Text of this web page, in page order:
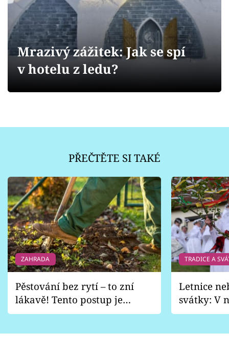
Přihlášení
Sledujte nás
Mrazivý zážitek: Jak se spí
v hotelu z ledu?
PŘEČTĚTE SI TAKÉ
ZAHRADA
Pěstování bez rytí – to zní
lákavě! Tento postup je
vhodný jen pro některé
TRADICE A
Letnice
svátky: V
pondělí